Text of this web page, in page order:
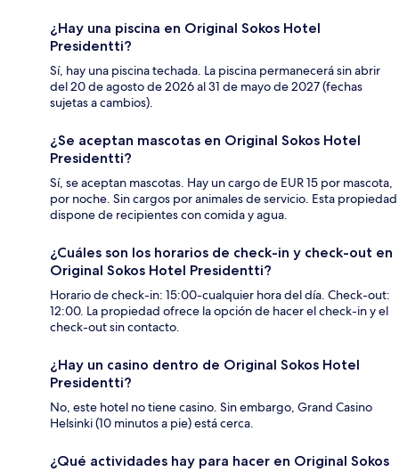
¿Hay una piscina en Original Sokos Hotel
Presidentti?
Sí, hay una piscina techada. La piscina permanecerá sin abrir
del 20 de agosto de 2026 al 31 de mayo de 2027 (fechas
sujetas a cambios).
¿Se aceptan mascotas en Original Sokos Hotel
Presidentti?
Sí, se aceptan mascotas. Hay un cargo de EUR 15 por mascota,
por noche. Sin cargos por animales de servicio. Esta propiedad
dispone de recipientes con comida y agua.
¿Cuáles son los horarios de check-in y check-out en
Original Sokos Hotel Presidentti?
Horario de check-in: 15:00-cualquier hora del día. Check-out:
12:00. La propiedad ofrece la opción de hacer el check-in y el
check-out sin contacto.
¿Hay un casino dentro de Original Sokos Hotel
Presidentti?
No, este hotel no tiene casino. Sin embargo, Grand Casino
Helsinki (10 minutos a pie) está cerca.
¿Qué actividades hay para hacer en Original Sokos